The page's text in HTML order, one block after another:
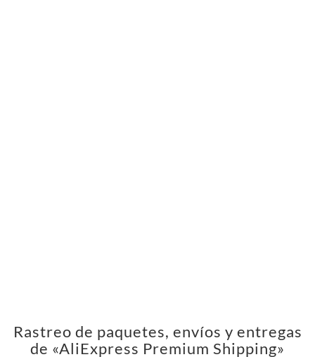
Rastreo de paquetes, envíos y entregas
de «AliExpress Premium Shipping»